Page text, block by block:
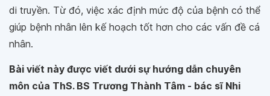
di truyền. Từ đó, việc xác định mức độ của bệnh có thể
giúp bệnh nhân lên kế hoạch tốt hơn cho các vấn đề cá
nhân.
Bài viết này được viết dưới sự hướng dẫn chuyên
môn của ThS. BS Trương Thành Tâm - bác sĩ Nhi